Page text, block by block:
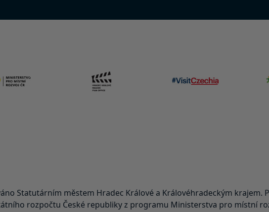
Statutárním městem Hradec Králové a Královéhradeckým krajem.
rozpočtu České republiky z programu Ministerstva pro místní